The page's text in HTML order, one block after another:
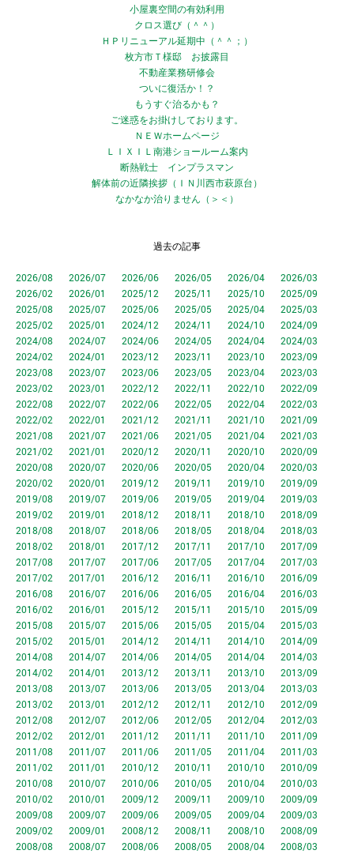
小屋裏空間の有効利用
クロス選び（＾＾）
ＨＰリニューアル延期中（＾＾；）
枚方市Ｔ様邸 お披露目
不動産業務研修会
ついに復活か！？
もうすぐ治るかも？
ご迷惑をお掛けしております。
ＮＥＷホームページ
ＬＩＸＩＬ南港ショールーム案内
断熱戦士 インプラスマン
解体前の近隣挨拶（ＩＮ川西市萩原台）
なかなか治りません（＞＜）
過去の記事
2026/08 2026/07 2026/06 2026/05 2026/04
2026/03
2026/02
2026/01 2025/12 2025/11 2025/10
2025/09
2025/08
2025/07 2025/06 2025/05 2025/04
2025/03
2025/02
2025/01 2024/12 2024/11 2024/10
2024/09
2024/08
2024/07 2024/06 2024/05 2024/04
2024/03
2024/02
2024/01 2023/12 2023/11 2023/10
2023/09
2023/08
2023/07 2023/06 2023/05 2023/04
2023/03
2023/02
2023/01 2022/12 2022/11 2022/10
2022/09
2022/08
2022/07 2022/06 2022/05 2022/04
2022/03
2022/02
2022/01 2021/12 2021/11 2021/10
2021/09
2021/08
2021/07 2021/06 2021/05 2021/04
2021/03
2021/02
2021/01 2020/12 2020/11 2020/10
2020/09
2020/08
2020/07 2020/06 2020/05 2020/04
2020/03
2020/02
2020/01 2019/12 2019/11 2019/10
2019/09
2019/08
2019/07 2019/06 2019/05 2019/04
2019/03
2019/02
2019/01 2018/12 2018/11 2018/10
2018/09
2018/08
2018/07 2018/06 2018/05 2018/04
2018/03
2018/02
2018/01 2017/12 2017/11 2017/10
2017/09
2017/08
2017/07 2017/06 2017/05 2017/04
2017/03
2017/02
2017/01 2016/12 2016/11 2016/10
2016/09
2016/08
2016/07 2016/06 2016/05 2016/04
2016/03
2016/02
2016/01 2015/12 2015/11 2015/10
2015/09
2015/08
2015/07 2015/06 2015/05 2015/04
2015/03
2015/02
2015/01 2014/12 2014/11 2014/10
2014/09
2014/08
2014/07 2014/06 2014/05 2014/04
2014/03
2014/02
2014/01 2013/12 2013/11 2013/10
2013/09
2013/08
2013/07 2013/06 2013/05 2013/04
2013/03
2013/02
2013/01 2012/12 2012/11 2012/10
2012/09
2012/08
2012/07 2012/06 2012/05 2012/04
2012/03
2012/02
2012/01 2011/12 2011/11 2011/10
2011/09
2011/08
2011/07 2011/06 2011/05 2011/04
2011/03
2011/02
2011/01 2010/12 2010/11 2010/10
2010/09
2010/08
2010/07 2010/06 2010/05 2010/04
2010/03
2010/02
2010/01 2009/12 2009/11 2009/10
2009/09
2009/08
2009/07 2009/06 2009/05 2009/04
2009/03
2009/02
2009/01 2008/12 2008/11 2008/10
2008/09
2008/08
2008/07 2008/06 2008/05 2008/04
2008/03